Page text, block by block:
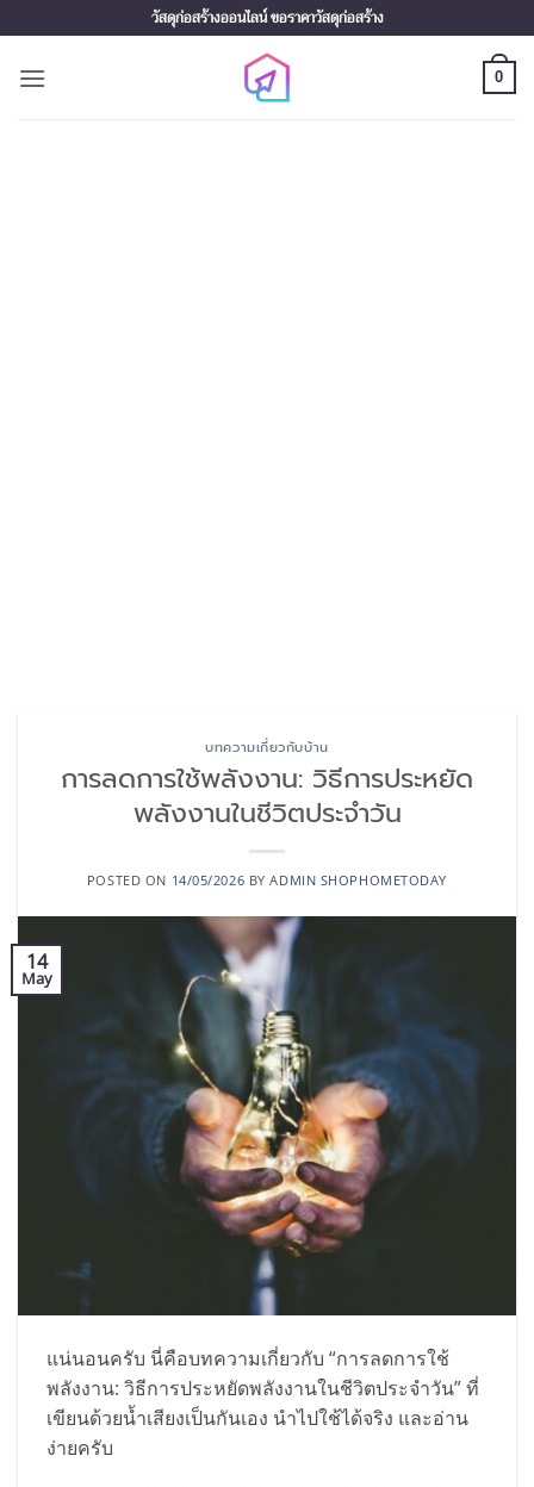
to
content
วัสดุก่อสร้างออนไลน์ ขอราคาวัสดุก่อสร้าง
0
บทความเกี่ยวกับบ้าน
การลดการใช้พลังงาน: วิธีการประหยัด
พลังงานในชีวิตประจำวัน
POSTED ON 14/05/2026 BYADMIN SHOPHOMETODAY
14
May
แน่นอนครับ นี่คือบทความเกี่ยวกับ “การลดการใช้
พลังงาน: วิธีการประหยัดพลังงานในชีวิตประจำวัน” ที่
เขียนด้วยน้ำเสียงเป็นกันเอง นำไปใช้ได้จริง และอ่าน
ง่ายครับ